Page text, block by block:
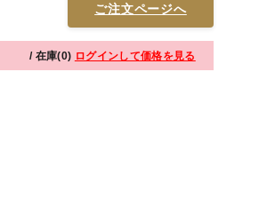
ご注文ページへ
/ 在庫(0) ログインして価格を見る